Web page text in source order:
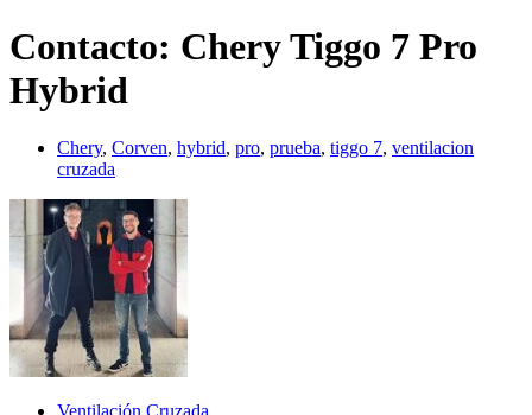
Contacto: Chery Tiggo 7 Pro
Hybrid
Chery, Corven, hybrid, pro, prueba, tiggo 7, ventilacion
cruzada